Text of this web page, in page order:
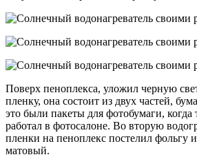
Поверх пеноплекса, уложил черную
пленку, она состоит из двух частей,
это были пакеты для фотобумаги, когда
работал в фотосалоне. Во вторую
пленки на пеноплекс постелил фольгу
матовый.